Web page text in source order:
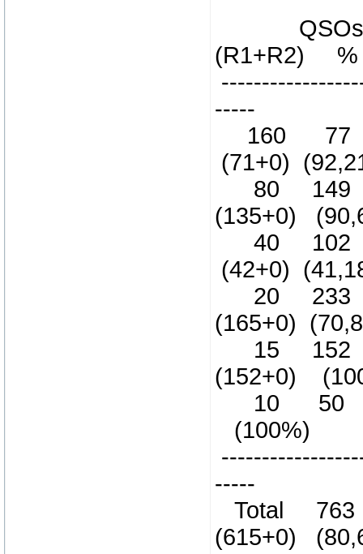
QSOs
(R1+R2)
-----
160 77
(71+0)
80 149
(135+0)
40 102
(42+0)
20 233
(165+0)
15 152
(152+0)
10 50
(100%)
-----
Total
(615+0)